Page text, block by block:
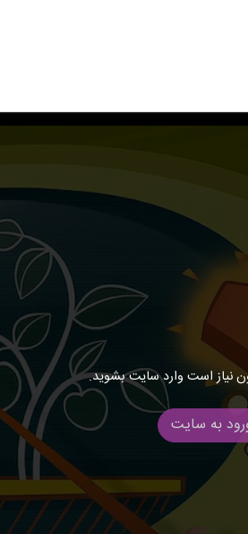
نیاز است وارد سایت بشوید.
به سایت